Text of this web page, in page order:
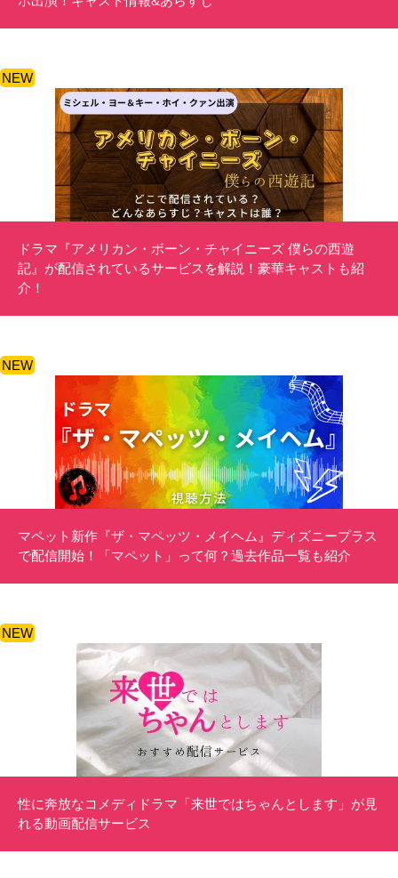
NEW
ドラマ『アメリカン・ボーン・チャイニーズ 僕らの西遊
記』が配信されているサービスを解説！豪華キャストも紹
介！
NEW
マペット新作『ザ・マペッツ・メイヘム』ディズニープラス
で配信開始！「マペット」って何？過去作品一覧も紹介
NEW
性に奔放なコメディドラマ「来世ではちゃんとします」が見
れる動画配信サービス